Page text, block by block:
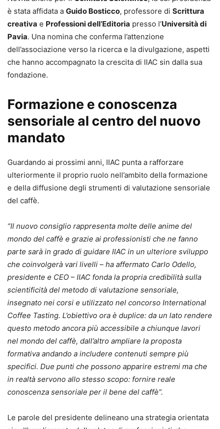
è stata affidata a Guido Bosticco, professore di Scrittura
creativa e Professioni dell’Editoria presso l’Università di
Pavia. Una nomina che conferma l’attenzione
dell’associazione verso la ricerca e la divulgazione, aspetti
che hanno accompagnato la crescita di IIAC sin dalla sua
fondazione.
Formazione e conoscenza
sensoriale al centro del nuovo
mandato
Guardando ai prossimi anni, IIAC punta a rafforzare
ulteriormente il proprio ruolo nell’ambito della formazione
e della diffusione degli strumenti di valutazione sensoriale
del caffè.
“Il nuovo consiglio rappresenta molte delle anime del
mondo del caffè e grazie ai professionisti che ne fanno
parte sarà in grado di guidare IIAC in un ulteriore sviluppo
che coinvolgerà vari livelli – ha affermato Carlo Odello,
presidente e CEO – IIAC fonda la propria credibilità sulla
scientificità del metodo di valutazione sensoriale,
insegnato nei corsi e utilizzato nel concorso International
Coffee Tasting. L’obiettivo ora è duplice: da un lato rendere
questo metodo ancora più accessibile a chiunque lavori
nel mondo del caffè, dall’altro ampliare la proposta
formativa andando a includere contenuti sempre più
specifici. Due punti che possono apparire estremi ma che
in realtà servono allo stesso scopo: fornire reale
conoscenza sensoriale per il bene del caffè”.
Le parole del presidente delineano una strategia orientata